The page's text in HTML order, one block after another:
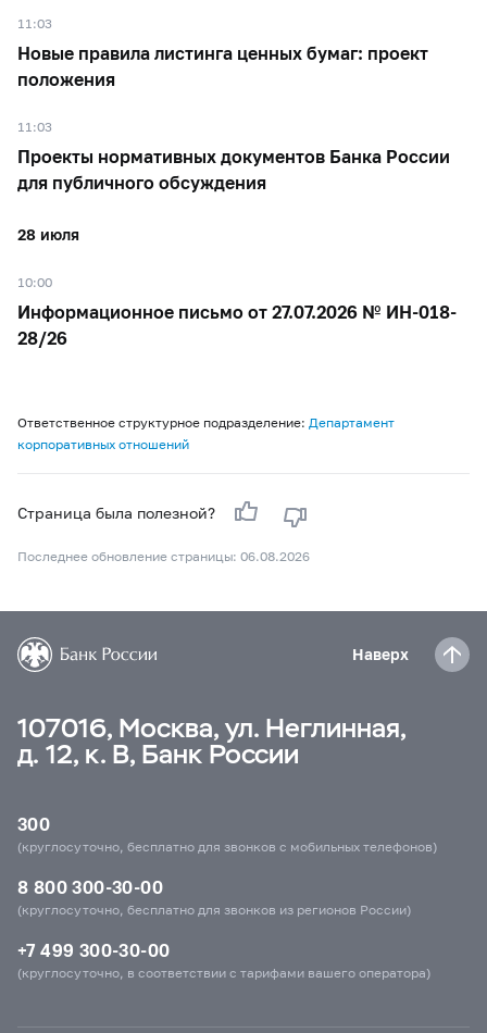
11:03
Новые правила листинга ценных бумаг: проект
положения
11:03
Проекты нормативных документов Банка России
для публичного обсуждения
28 июля
10:00
Информационное письмо от 27.07.2026 № ИН-018-
28/26
Ответственное структурное подразделение: Департамент
корпоративных отношений
Страница была полезной?
Последнее обновление страницы: 06.08.2026
Наверх
107016, Москва, ул. Неглинная,
д. 12, к. В, Банк России
300
(круглосуточно, бесплатно для звонков с мобильных телефонов)
8 800 300-30-00
(круглосуточно, бесплатно для звонков из регионов России)
+7 499 300-30-00
(круглосуточно, в соответствии с тарифами вашего оператора)